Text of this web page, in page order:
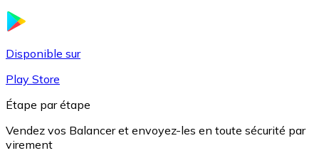
Disponible sur
Play Store
Étape par étape
Vendez vos Balancer et envoyez-les en toute sécurité par
virement